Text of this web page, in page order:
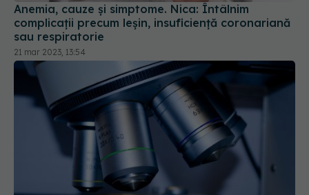
Anemia, cauze și simptome. Nica: Întâlnim
complicații precum leșin, insuficiență coronariană
sau respiratorie
21 mar 2023, 13:54